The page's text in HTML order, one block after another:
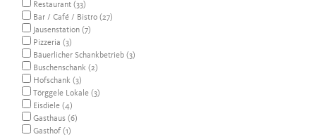
Restaurant (33)
Bar / Café / Bistro (27)
Jausenstation (7)
Pizzeria (3)
Bäuerlicher Schankbetrieb (3)
Buschenschank (2)
Hofschank (3)
Törggele Lokale (3)
Eisdiele (4)
Gasthaus (6)
Gasthof (1)